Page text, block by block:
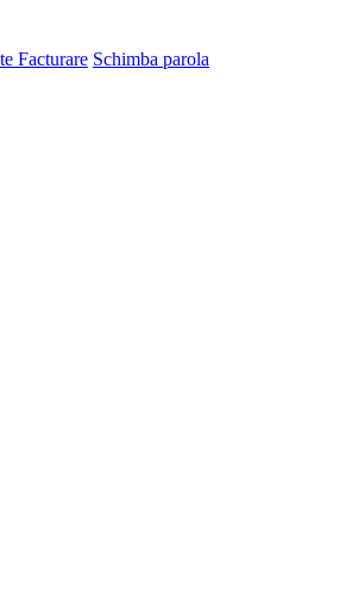
Facturare Schimba parola